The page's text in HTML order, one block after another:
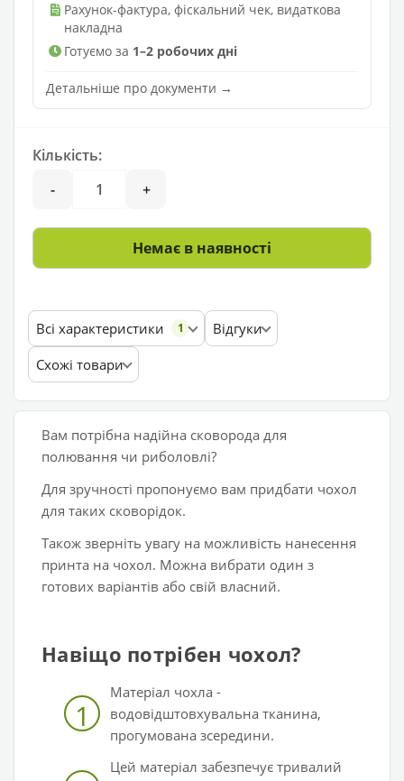
Рахунок-фактура, фіскальний чек, видаткова
накладна
Готуємо за 1–2 робочих дні
Детальніше про документи →
Кількість:
-
+
Немає в наявності
Всі характеристики 1
Відгуки
Схожі товари
Вам потрібна надійна сковорода для
полювання чи риболовлі?
Для зручності пропонуємо вам придбати чохол
для таких сковорідок.
Також зверніть увагу на можливість нанесення
принта на чохол. Можна вибрати один з
готових варіантів або свій власний.
Навіщо потрібен чохол?
1
Матеріал чохла -
водовідштовхувальна тканина,
прогумована зсередини.
Цей матеріал забезпечує тривалий